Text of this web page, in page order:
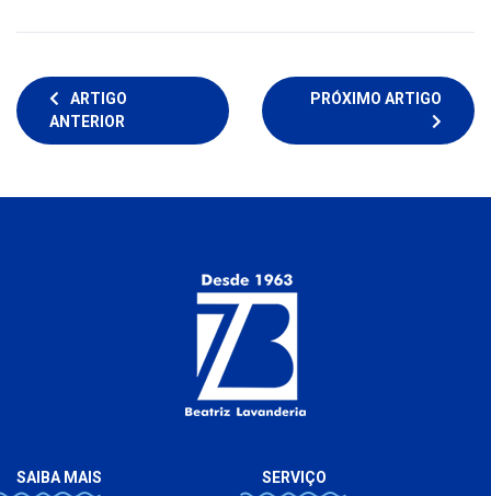
ARTIGO
ANTERIOR
PRÓXIMO ARTIGO
SAIBA MAIS SERVIÇO